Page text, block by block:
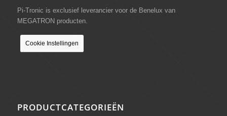
Pi-Tronic is exclusief leverancier voor de Benelux van
MEGATRON producten.
Cookie Instellingen
PRODUCTCATEGORIEËN